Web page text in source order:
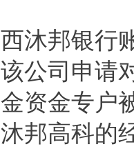
沐邦银行
公司申请
资金专户
邦高科的